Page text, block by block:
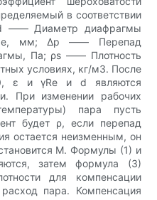
в соответствии
—— Диаметр диафрагмы
мм; Δp —— Перепад
Па; ρs —— Плотность
условиях, кг/м3. После
ε и γRe и d являются
При изменении рабочих
пара пусть
будет ρ, если перепад
остается неизменным, он
M. Формулы (1) и
затем формула (3)
для компенсации
пара. Компенсация